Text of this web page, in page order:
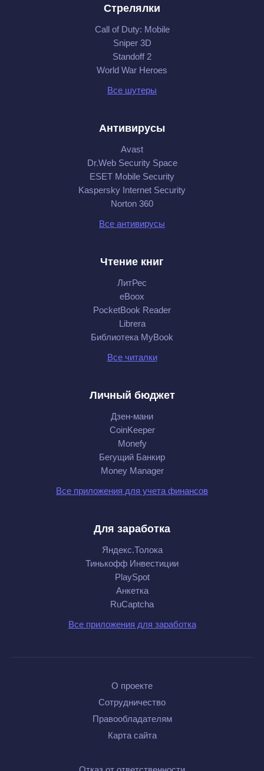
Стрелялки
Call of Duty: Mobile
Sniper 3D
Standoff 2
World War Heroes
Все шутеры
Антивирусы
Avast
Dr.Web Security Space
ESET Mobile Security
Kaspersky Internet Security
Norton 360
Все антивирусы
Чтение книг
ЛитРес
eBoox
PocketBook Reader
Librera
Библиотека MyBook
Все читалки
Личный бюджет
Дзен-мани
CoinKeeper
Monefy
Бегущий Банкир
Money Manager
Все приложения для учета финансов
Для заработка
Яндекс.Толока
Тинькофф Инвестиции
PlaySpot
Анкетка
RuCaptcha
Все приложения для заработка
О проекте
Сотрудничество
Правообладателям
Карта сайта